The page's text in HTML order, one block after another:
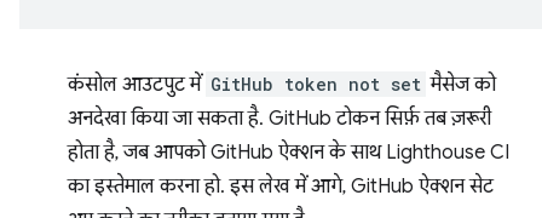
कंसोल आउटपुट में GitHub token not set मैसेज को
अनदेखा किया जा सकता है. GitHub टोकन सिर्फ़ तब ज़रूरी
होता है, जब आपको GitHub ऐक्शन के साथ Lighthouse CI
का इस्तेमाल करना हो. इस लेख में आगे, GitHub ऐक्शन सेट